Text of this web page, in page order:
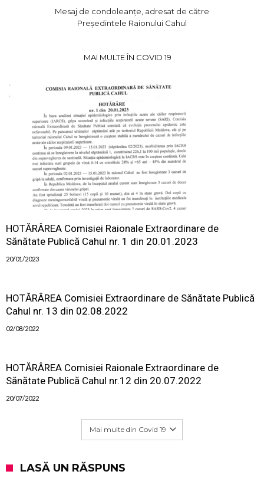
Mesaj de condoleanțe, adresat de către
Președintele Raionului Cahul
MAI MULTE ÎN COVID 19
HOTĂRÂREA Comisiei Raionale Extraordinare de
Sănătate Publică Cahul nr. 1 din 20.01.2023
20/01/2023
HOTĂRÂREA Comisiei Extraordinare de Sănătate Publică
Cahul nr. 13 din 02.08.2022
02/08/2022
HOTĂRÂREA Comisiei Raionale Extraordinare de
Sănătate Publică Cahul nr.12 din 20.07.2022
20/07/2022
Mai multe din Covid 19
LASĂ UN RĂSPUNS